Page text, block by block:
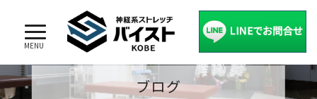
MENU
ブログ